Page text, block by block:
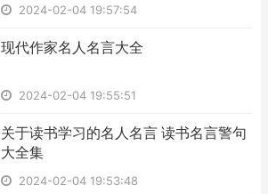
2024-02-04 19:57:54
​现代作家名人名言大全
2024-02-04 19:55:51
​关于读书学习的名人名言 读书名言警句
大全集
2024-02-04 19:53:48